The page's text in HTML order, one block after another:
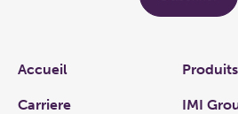
Links
Accueil Produits
Carriere IMI